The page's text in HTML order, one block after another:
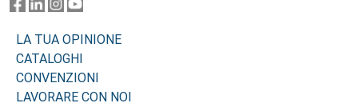
LA TUA OPINIONE
CATALOGHI
CONVENZIONI
LAVORARE CON NOI